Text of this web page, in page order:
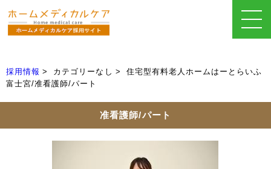
採用情報 カテゴリーなし
住宅型有料老人ホームはーとらいふ
富士宮/准看護師/パート
准看護師/パート